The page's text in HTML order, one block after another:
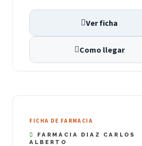
Ver ficha
Como llegar
FICHA DE FARMACIA
FARMACIA DIAZ CARLOS
ALBERTO